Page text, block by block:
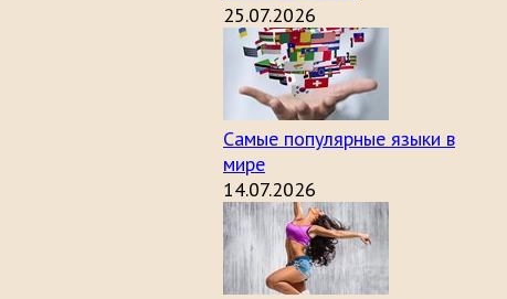
25.07.2026
Самые популярные языки в
мире
14.07.2026